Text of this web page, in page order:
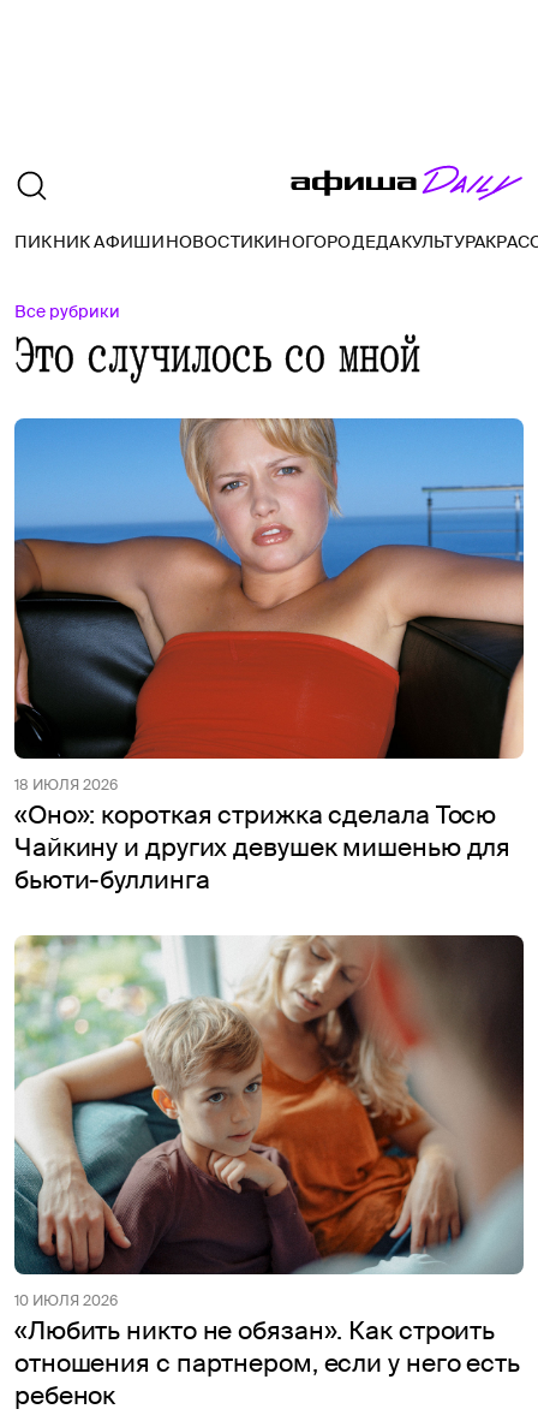
ПИКНИК АФИШИНОВОСТИКИНОГОРОДЕДАКУЛЬТУРА
Все рубрики
Это случилось со мной
18 ИЮЛЯ 2026
«Оно»: короткая стрижка сделала Тосю
Чайкину и других девушек мишенью для
бьюти-буллинга
10 ИЮЛЯ 2026
«Любить никто не обязан». Как строить
отношения с партнером, если у него есть
ребенок